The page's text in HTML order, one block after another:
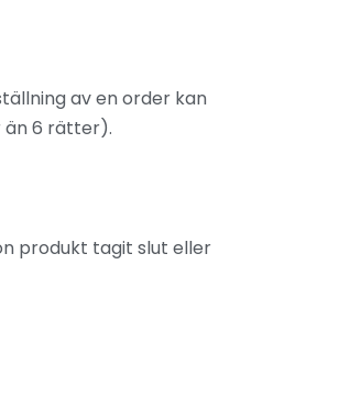
av en order kan
än 6 rätter).
produkt tagit slut eller